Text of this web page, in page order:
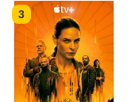
3